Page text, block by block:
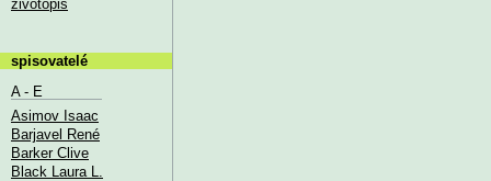
životopis
spisovatelé
A - E
Asimov Isaac
Barjavel René
Barker Clive
Black Laura L.